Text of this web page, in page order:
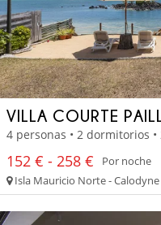
VILLA COURTE
4 personas • 2 dormitorios •
152 € - 258 €
Por noche
Isla Mauricio Norte - Calodyne